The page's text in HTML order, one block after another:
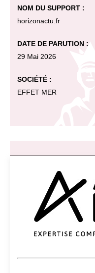
NOM DU SUPPORT :
horizonactu.fr
DATE DE PARUTION :
29 Mai 2026
SOCIÉTÉ :
EFFET MER